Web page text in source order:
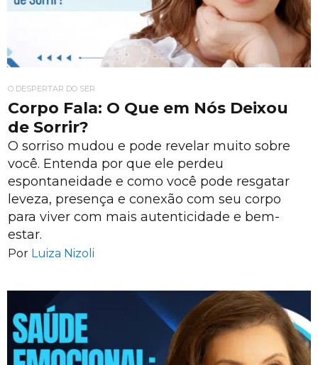
O DESPERTAR DO SER
Corpo Fala: O Que em Nós Deixou
de Sorrir?
O sorriso mudou e pode revelar muito sobre
você. Entenda por que ele perdeu
espontaneidade e como você pode resgatar
leveza, presença e conexão com seu corpo
para viver com mais autenticidade e bem-
estar.
Por Luiza Nizoli